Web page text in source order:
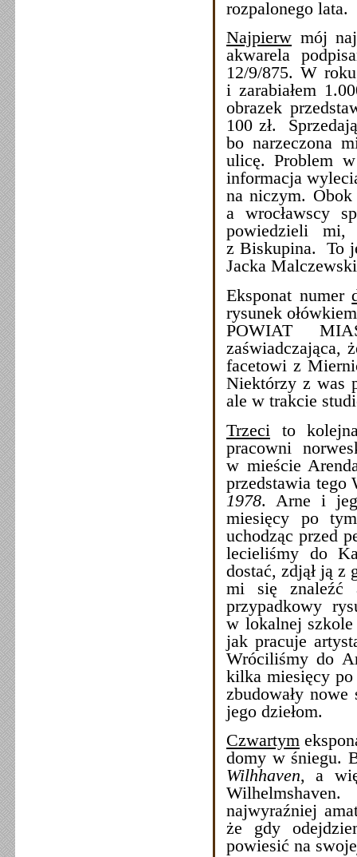
rozpalonego
Najpierw mój
akwarela
12/9/875. W
i zarabiałem
obrazek
100 zł.
bo narzeczona
ulicę. Problem
informacja
na niczym. Obok
a wrocławscy
powiedzieli
z Biskupina. To
Jacka
Eksponat numer
rysunek
POWIAT
zaświadczająca,
facetowi z
Niektórzy z was
ale w trakcie
Trzeci to
pracowni
w mieście
przedstawia
1978. Arne i
miesięcy po
uchodząc przed
lecieliśmy do
dostać, zdjął ją z
mi się znaleźć
przypadkowy
w lokalnej szkole
jak pracuje
Wróciliśmy do
kilka miesięcy
zbudowały
jego dziełom.
Czwartym
domy w śniegu.
Wilhhaven, a
najwyraźniej
że gdy
powiesić na